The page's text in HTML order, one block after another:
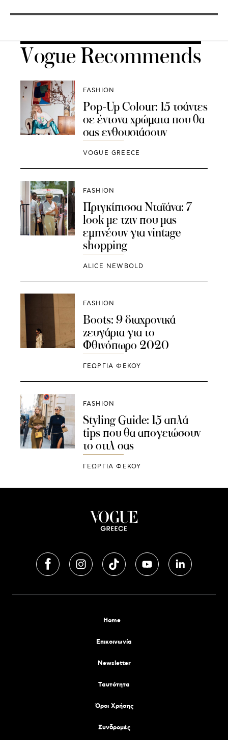
Vogue Recommends
FASHION
Pop-Up Colour: 15 τσάντες
σε έντονα χρώματα που θα
σας ενθουσιάσουν
VOGUE GREECE
FASHION
Πριγκίπισσα Νταϊάνα: 7
look με τζιν που μας
εμπνέουν για vintage
shopping
ALICE NEWBOLD
FASHION
Boots: 9 διαχρονικά
ζευγάρια για το
Φθινόπωρο 2020
ΓΕΩΡΓΙΑ ΦΕΚΟΥ
FASHION
Styling Guide: 15 απλά
tips που θα απογειώσουν
το στιλ σας
ΓΕΩΡΓΙΑ ΦΕΚΟΥ
Home
Επικοινωνία
Newsletter
Tαυτότητα
Όροι Χρήσης
Συνδρομές